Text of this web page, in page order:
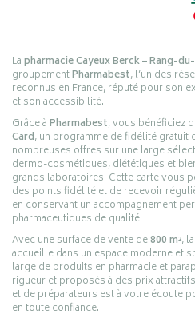
Lapharmacie Cayeux Berck – Rang-
groupementPharmabest, l’un des
reconnus en France, réputé pour son
et son accessibilité.
Grâce àPharmabest, vous bénéficiez
Card, un programme de fidélité gratuit
nombreuses offres sur une large
dermo-cosmétiques, diététiques et
grands laboratoires. Cette carte vous
des points fidélité et de recevoir
en conservant un accompagnement
pharmaceutiques de qualité.
Avec une surface de vente de800 m², la
accueille dans un espace moderne et
large de produits en pharmacie et
rigueur et proposés à des prix
et de préparateurs est à votre écoute
en toute confiance.